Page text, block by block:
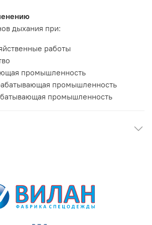
дыхания при:
работы
промышленность
промышленность
промышленность